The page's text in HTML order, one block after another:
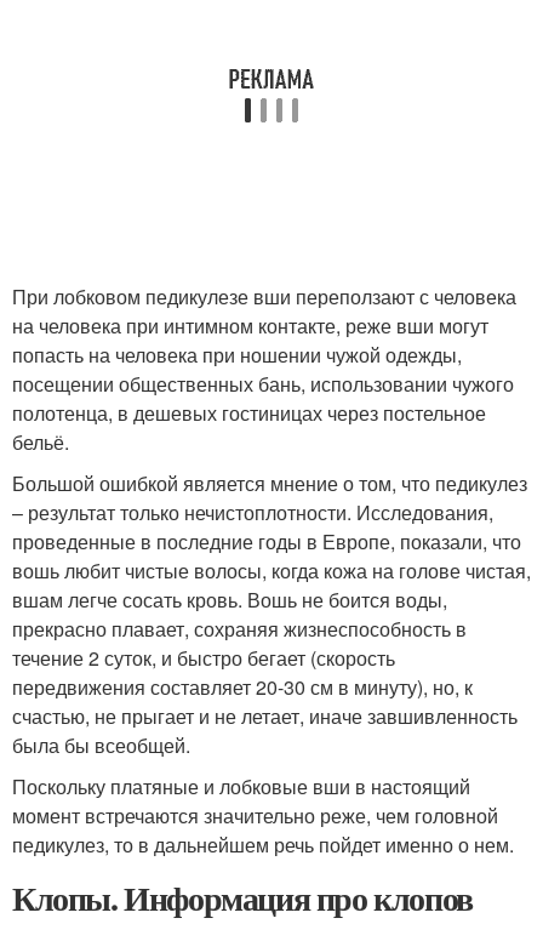
При лобковом педикулезе вши переползают с человека
на человека при интимном контакте, реже вши могут
попасть на человека при ношении чужой одежды,
посещении общественных бань, использовании чужого
полотенца, в дешевых гостиницах через постельное
бельё.
Большой ошибкой является мнение о том, что педикулез
– результат только нечистоплотности. Исследования,
проведенные в последние годы в Европе, показали, что
вошь любит чистые волосы, когда кожа на голове чистая,
вшам легче сосать кровь. Вошь не боится воды,
прекрасно плавает, сохраняя жизнеспособность в
течение 2 суток, и быстро бегает (скорость
передвижения составляет 20-30 см в минуту), но, к
счастью, не прыгает и не летает, иначе завшивленность
была бы всеобщей.
Поскольку платяные и лобковые вши в настоящий
момент встречаются значительно реже, чем головной
педикулез, то в дальнейшем речь пойдет именно о нем.
Клопы. Информация про клопов